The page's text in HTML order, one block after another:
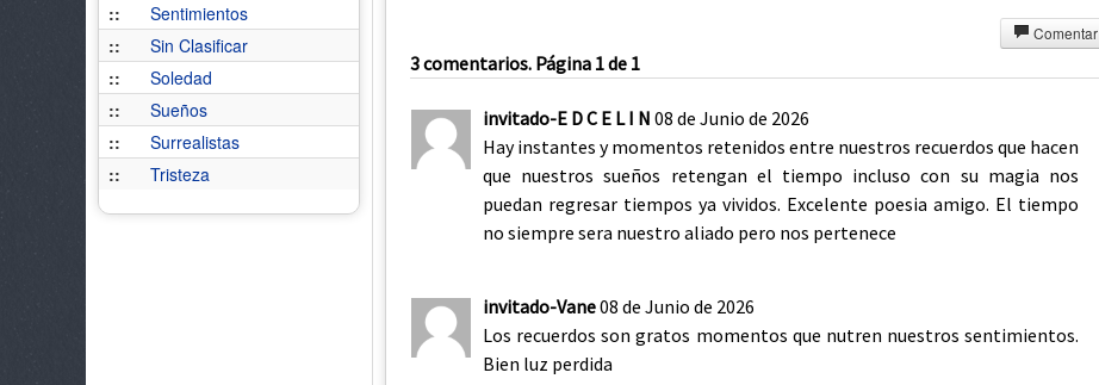
::
Sentimientos
::
Sin Clasificar
::
Soledad
::
Sueños
::
Surrealistas
::
Tristeza
Comentar
3 comentarios. Página 1 de 1
invitado-E D C E L I N 08 de Junio de 2026
Hay instantes y momentos retenidos entre nuestros recuerdos que hacen
que nuestros sueños retengan el tiempo incluso con su magia nos
puedan regresar tiempos ya vividos. Excelente poesia amigo. El tiempo
no siempre sera nuestro aliado pero nos pertenece
invitado-Vane08 de Junio de 2026
Los recuerdos son gratos momentos que nutren nuestros sentimientos.
Bien luz perdida